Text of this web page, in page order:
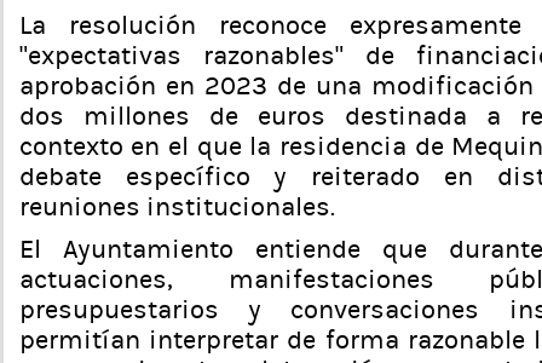
La resolución reconoce
“expectativas razonables” de
aprobación en 2023 de una
dos millones de euros destinada a
contexto en el que la residencia de
debate específico y reiterado en
reuniones institucionales.
El Ayuntamiento entiende que
actuaciones, manifestaciones
presupuestarios y conversaciones
permitían interpretar de forma razonable